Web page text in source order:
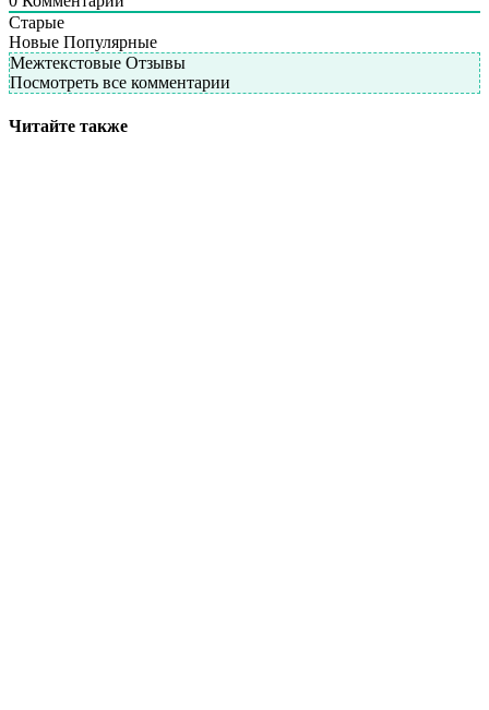
Старые
Новые Популярные
Межтекстовые Отзывы
Посмотреть все комментарии
Читайте также